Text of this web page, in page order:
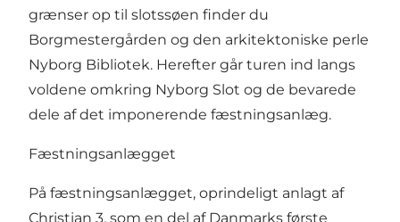
grænser op til slotssøen finder du
Borgmestergården og den arkitektoniske perle
Nyborg Bibliotek. Herefter går turen ind langs
voldene omkring Nyborg Slot og de bevarede
dele af det imponerende fæstningsanlæg.
Fæstningsanlægget
På fæstningsanlægget, oprindeligt anlagt af
Christian 3. som en del af Danmarks første